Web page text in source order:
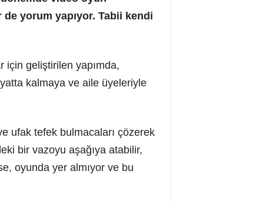
yorum yapıyor. Tabii kendi
için geliştirilen yapımda,
kalmaya ve aile üyeleriyle
ufak tefek bulmacaları çözerek
bir vazoyu aşağıya atabilir,
oyunda yer almıyor ve bu